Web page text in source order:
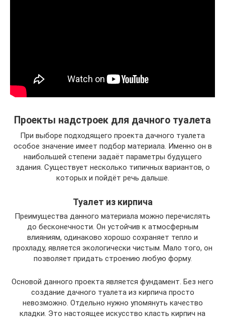
Проекты надстроек для дачного туалета
При выборе подходящего проекта дачного туалета
особое значение имеет подбор материала. Именно он в
наибольшей степени задаёт параметры будущего
здания. Существует несколько типичных вариантов, о
которых и пойдёт речь дальше.
Туалет из кирпича
Преимущества данного материала можно перечислять
до бесконечности. Он устойчив к атмосферным
влияниям, одинаково хорошо сохраняет тепло и
прохладу, является экологически чистым. Мало того, он
позволяет придать строению любую форму.
Основой данного проекта является фундамент. Без него
создание дачного туалета из кирпича просто
невозможно. Отдельно нужно упомянуть качество
кладки. Это настоящее искусство класть кирпич на